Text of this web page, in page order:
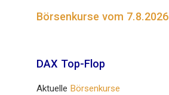
Börsenkurse vom 7.8.2026
DAX Top-Flop
Aktuelle Börsenkurse